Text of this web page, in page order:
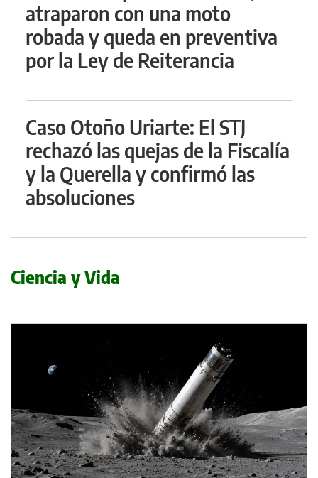
atraparon con una moto
robada y queda en preventiva
por la Ley de Reiterancia
Caso Otoño Uriarte: El STJ
rechazó las quejas de la Fiscalía
y la Querella y confirmó las
absoluciones
Ciencia y Vida